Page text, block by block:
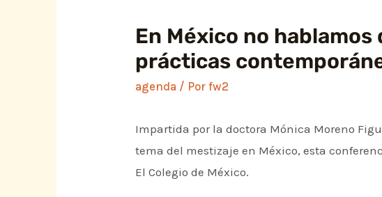
En México no
prácticas
agenda / Porfw2
Impartida por la doctora Mónica Moreno
tema del mestizaje en México, esta
El Colegio de México.